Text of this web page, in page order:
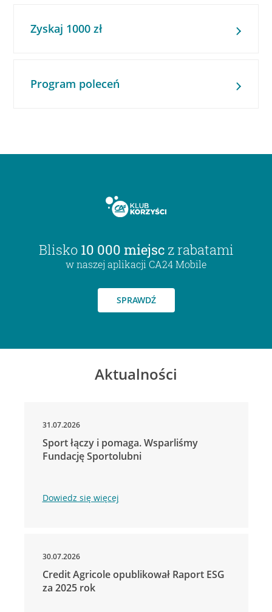
Zyskaj 1000 zł
Program poleceń
Blisko 10 000 miejsc z rabatami
w naszej aplikacji CA24 Mobile
SPRAWDŹ
Aktualności
31.07.2026
Sport łączy i pomaga. Wsparliśmy
Fundację Sportolubni
Dowiedz się więcej
30.07.2026
Credit Agricole opublikował Raport ESG
za 2025 rok